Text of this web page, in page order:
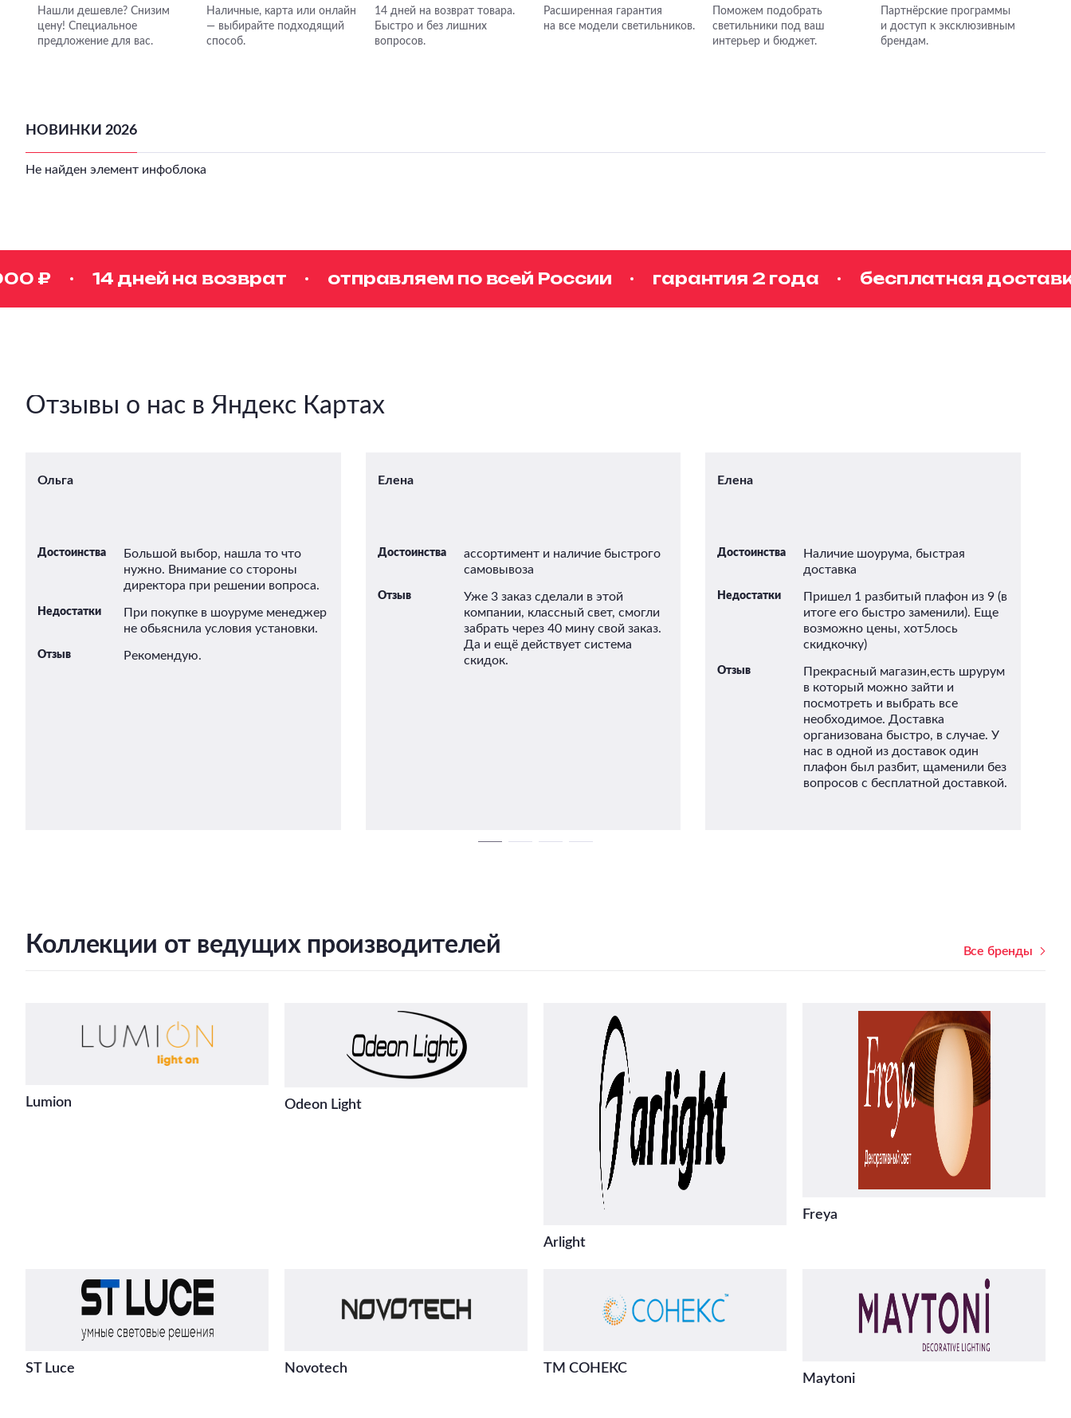
Нашли дешевле? Снизим
цену! Специальное
предложение для вас.
Наличные, карта или онлайн
— выбирайте подходящий
способ.
14 дней на возврат товара.
Быстро и без лишних
вопросов.
Расширенная гарантия
на все модели светильников.
Поможем подобрать
светильники под ваш
интерьер и бюджет.
Партнёрские программы
и доступ к эксклюзивным
брендам.
НОВИНКИ 2026
Не найден элемент инфоблока
₽ 14 дней на возврат отправляем по всей России гарантия 2 года бесплатная
Отзывы о нас в Яндекс Картах
Ольга
Достоинства
Большой выбор, нашла то что
нужно. Внимание со стороны
директора при решении вопроса.
Недостатки
При покупке в шоуруме менеджер
не обьяснила условия установки.
Отзыв Рекомендую.
Елена
Достоинства
ассортимент и наличие быстрого
самовывоза
Отзыв
Уже 3 заказ сделали в этой
компании, классный свет, смогли
забрать через 40 мину свой заказ.
Да и ещё действует система
скидок.
Елена
Достоинства
Наличие шоурума, быстрая
доставка
Недостатки
Пришел 1 разбитый плафон из 9 (в
итоге его быстро заменили). Еще
возможно цены, хот5лось
скидкочку)
Отзыв
Прекрасный магазин,есть шрурум
в который можно зайти и
посмотреть и выбрать все
необходимое. Доставка
организована быстро, в случае. У
нас в одной из доставок один
плафон был разбит, щаменили без
вопросов с бесплатной доставкой.
Коллекции от ведущих производителей Все бренды
Lumion Odeon Light
Arlight
Freya
ST Luce Novotech ТМ СОНЕКС
Maytoni